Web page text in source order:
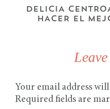
DELICIA
HACER EL
Your email address
Required fields are